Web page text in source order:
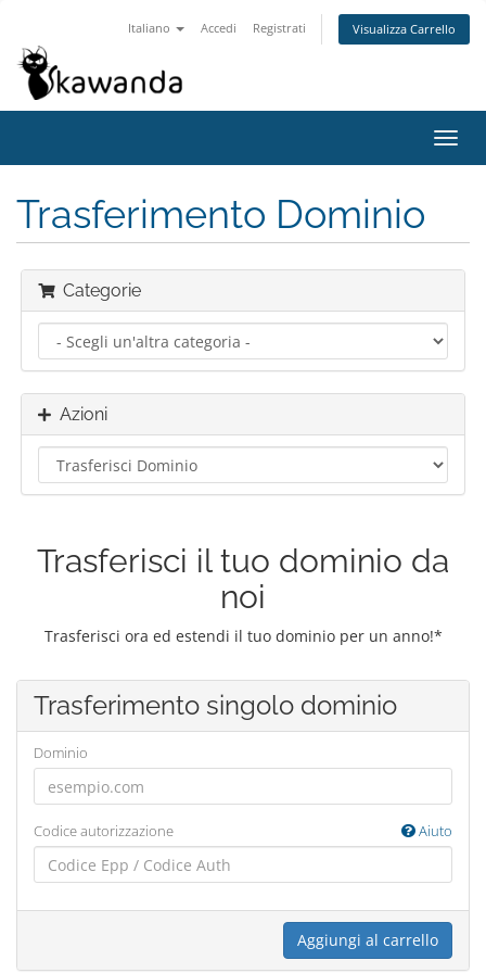
Italiano Accedi Registrati Visualizza Carrello
Attiva
Trasferimento Dominio
Categorie
Azioni
Trasferisci il tuo dominio da
noi
Trasferisci ora ed estendi il tuo dominio per un anno!*
Trasferimento singolo dominio
Dominio
Codice autorizzazione Aiuto
Aggiungi al carrello